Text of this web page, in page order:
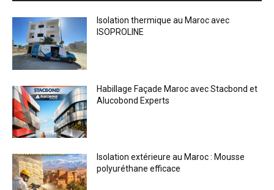
Isolation thermique au Maroc avec
ISOPROLINE
Habillage Façade Maroc avec Stacbond et
Alucobond Experts
Isolation extérieure au Maroc : Mousse
polyuréthane efficace